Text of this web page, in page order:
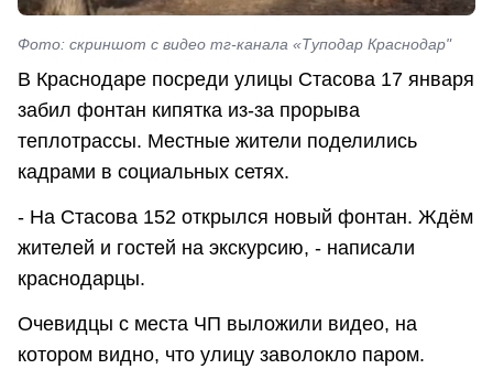
Фото: скриншот с видео тг-канала «Туподар Краснодар"
В Краснодаре посреди улицы Стасова 17 января
забил фонтан кипятка из-за прорыва
теплотрассы. Местные жители поделились
кадрами в социальных сетях.
- На Стасова 152 открылся новый фонтан. Ждём
жителей и гостей на экскурсию, - написали
краснодарцы.
Очевидцы с места ЧП выложили видео, на
котором видно, что улицу заволокло паром.